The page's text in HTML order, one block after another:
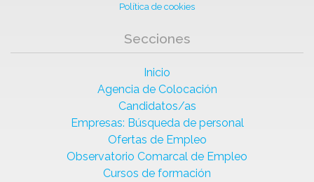
Política de cookies
Secciones
Inicio
Agencia de Colocación
Candidatos/as
Empresas: Búsqueda de personal
Ofertas de Empleo
Observatorio Comarcal de Empleo
Cursos de formación